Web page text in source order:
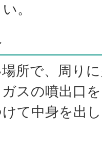
。
所で、周り
ガスの噴出口
て中身を出